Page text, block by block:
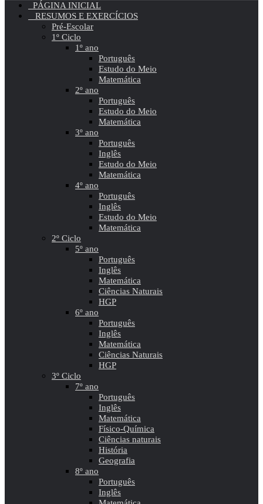
PÁGINA INICIAL
RESUMOS E EXERCÍCIOS
Pré-Escolar
1º Ciclo
1º ano
Português
Estudo do Meio
Matemática
2º ano
Português
Estudo do Meio
Matemática
3º ano
Português
Inglês
Estudo do Meio
Matemática
4º ano
Português
Inglês
Estudo do Meio
Matemática
2º Ciclo
5º ano
Português
Inglês
Matemática
Ciências Naturais
HGP
6º ano
Português
Inglês
Matemática
Ciências Naturais
HGP
3º Ciclo
7º ano
Português
Inglês
Matemática
Físico-Química
Ciências naturais
História
Geografia
8º ano
Português
Inglês